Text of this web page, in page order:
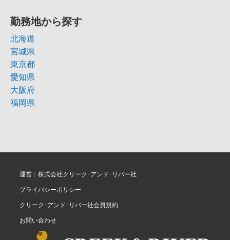
勤務地から探す
北海道
宮城県
東京都
愛知県
大阪府
福岡県
運営：株式会社クリーク･アンド･リバー社
プライバシーポリシー
クリーク･アンド･リバー社会員規約
お問い合わせ